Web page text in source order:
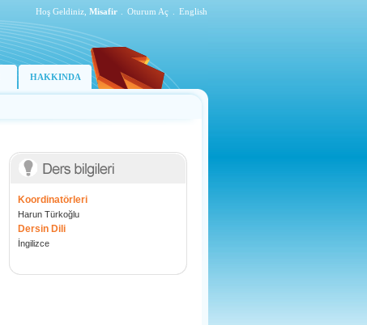
Hoş Geldiniz, Misafir Oturum Aç English
HAKKINDA
Koordinatörleri
Harun Türkoğlu
Dersin Dili
İngilizce